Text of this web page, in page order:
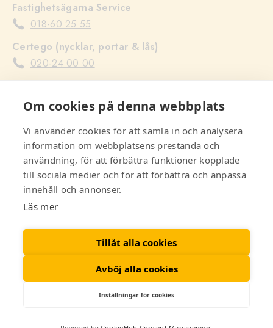
Om cookies på denna webbplats
Vi använder cookies för att samla in och analysera
information om webbplatsens prestanda och
användning, för att förbättra funktioner kopplade
till sociala medier och för att förbättra och anpassa
innehåll och annonser.
Läs mer
Tillåt alla cookies
Avböj alla cookies
Inställningar för cookies
Fastighetsägarna Service
018-60 25 55
Certego (nycklar, portar & lås)
020-24 00 00
018-12 60 60
Serwent stopp i avlopp i fastigheten (ej lägenheter)
010-143 00 01
Recover skadeservice (skador på fastighetens
delar)
010-177 77 00
Räddningstjänst, Polis & Ambulans